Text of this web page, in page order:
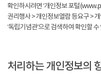
확인하시려면 ‘개인정보 포털
권리행사 > 개인정보열람 등요구 >
‘독립기념관’으로 검색하여 확인할
처리하는 개인정보의